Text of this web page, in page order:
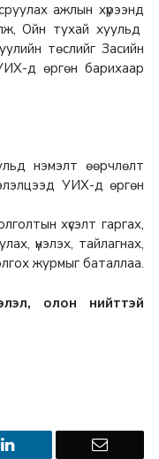
ажлын хүрээнд
Ойн тухай хуульд
төслийг Засийн
д өргөн барихаар
нэмэлт өөрчлөлт
УИХ-д өргөн
хүсэлт гаргах,
үнэлэх, тайлагнах,
журмыг баталлаа.
олон нийттэй